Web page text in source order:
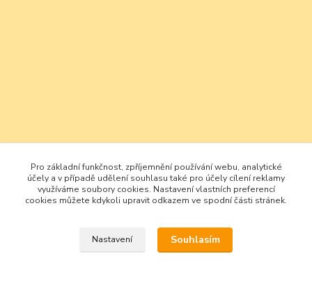
Pro základní funkčnost, zpříjemnění používání webu, analytické
účely a v případě udělení souhlasu také pro účely cílení reklamy
využíváme soubory cookies. Nastavení vlastních preferencí
cookies můžete kdykoli upravit odkazem ve spodní části stránek.
Nastavení Souhlasím